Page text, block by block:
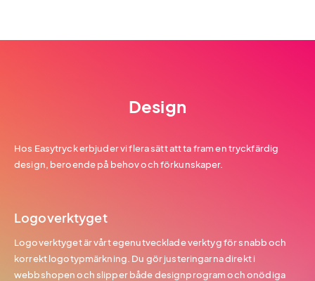
Design
Hos Easytryck erbjuder vi flera sätt att ta fram en tryckfärdig
design, beroende på behov och förkunskaper.
Logoverktyget
Logoverktyget är vårt egenutvecklade verktyg för snabb och
korrekt logotypmärkning. Du gör justeringarna direkt i
webbshopen och slipper både designprogram och onödiga